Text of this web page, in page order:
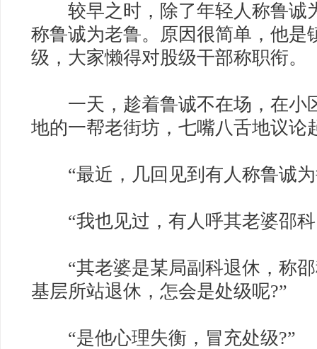
较早之时，除了年轻人称鲁诚
称鲁诚为老鲁。原因很简单，他是
级，大家懒得对股级干部称职衔。
一天，趁着鲁诚不在场，在小
地的一帮老街坊，七嘴八舌地议论
“最近，几回见到有人称鲁诚为
“我也见过，有人呼其老婆邵
“其老婆是某局副科退休，称邵
基层所站退休，怎会是处级呢?”
“是他心理失衡，冒充处级?”